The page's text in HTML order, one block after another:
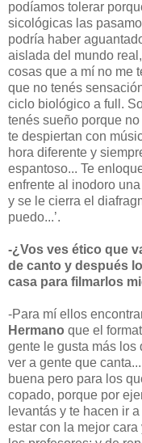
podíamos tolerar
sicológicas las
podría haber
aislada del mundo
cosas que a mí no me
que no tenés
ciclo biológico a full.
tenés sueño porque
te despiertan con
hora diferente y
espantoso... Te
enfrente al inodoro
y se le cierra el
puedo...’.
-¿Vos ves ético que
de canto y después
casa para filmarlos
-Para mí ellos
Hermano que el
gente le gusta más los
ver a gente que
buena pero para los
copado, porque por
levantás y te hacen ir
estar con la mejor